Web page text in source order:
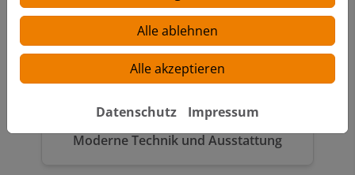
Viele Jahre Erfahrung
Moderne Technik und Ausstattung
Alle ablehnen
Alle akzeptieren
Datenschutz Impressum